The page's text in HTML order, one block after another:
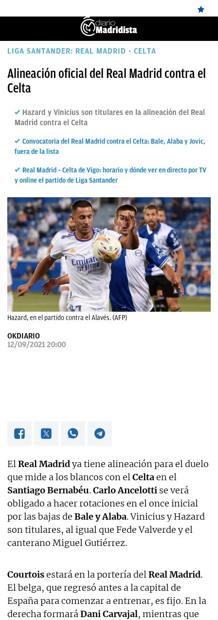
ÚLTIMAS
REAL
BALONCESTO
CANTERA
DIRECTO
PAPARAZZI
OKDIARIO
LIGA SANTANDER: REAL MADRID - CELTA
Alineación oficial del Real Madrid contra el
Celta
Hazard y Vinicius son titulares en la alineación del Real
Madrid contra el Celta
Convocatoria del Real Madrid contra el Celta: Bale, Alaba y Jovic,
fuera de la lista
Real Madrid – Celta de Vigo: horario y dónde ver en directo por TV
y online el partido de Liga Santander
Hazard, en el partido contra el Alavés. (AFP)
OKDIARIO
12/09/2021 20:00
ElReal Madridya tiene alineación para el duelo
que mide a los blancos con elCeltaen el
Santiago Bernabéu.Carlo Ancelotti se verá
obligado a hacer rotaciones en el once inicial
por las bajas de Bale y Alaba. Vinicius y Hazard
son titulares, al igual que Fede Valverde y el
canterano Miguel Gutiérrez.
Courtoisestará en la portería delReal Madrid.
El belga, que regresó antes a la capital de
España para comenzar a entrenar, es fijo. En la
derecha formaráDani Carvajal, mientras que